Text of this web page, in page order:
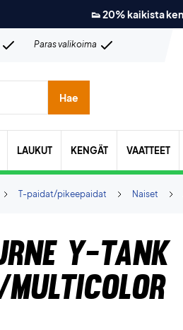
👟 20% kaikista
Paras valikoima
Hae
LAUKUT KENGÄT VAATTEET
Naiset
T-paidat/pikeepaidat
Y-Tank
Multicolor